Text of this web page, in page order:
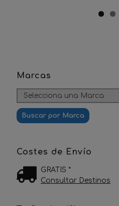
Marcas
Costes de Envío
GRATIS *
Consultar Destinos